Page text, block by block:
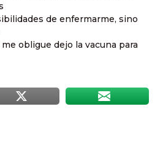
de enfermarme, sino
obligue dejo la vacuna para